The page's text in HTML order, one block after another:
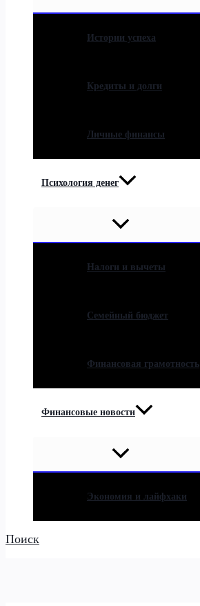
Истории успеха
Кредиты и долги
Личные финансы
Психология денег
Налоги и вычеты
Семейный бюджет
Финансовая грамотность
Финансовые новости
Экономия и лайфхаки
Поиск